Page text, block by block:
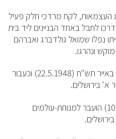
העצמאות, לקח מרדכי חלק פעיל
לחבל באחד הבניינים ליד בית
נפלו שמואל גולדברג ואברהם
ונהרגו.
מרדכי-יהודה נפל בקרב ביום י"ד באייר תש"ח (22.5.1948) וכעבור
א' בירושלים.
ביום כ"ח באלול תש"י (10.09.1950) הועבר למנוחת-עולמים